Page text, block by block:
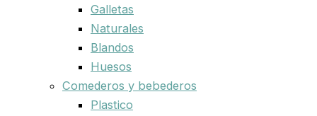
Galletas
Naturales
Blandos
Huesos
Comederos y bebederos
Plastico